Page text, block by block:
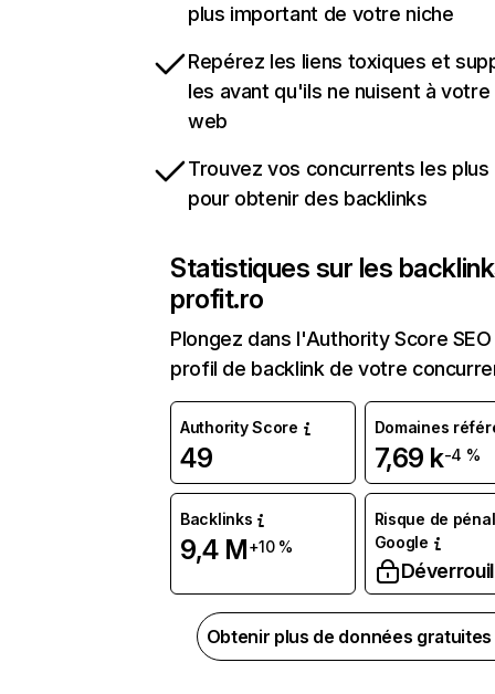
plus important de votre niche
Repérez les liens toxiques et
les avant qu'ils ne nuisent à
web
Trouvez vos concurrents les
pour obtenir des backlinks
Statistiques sur les
profit.ro
Plongez dans l'Authority Score
profil de backlink de votre
Authority Score
49
Domaines
7,69 k-4 %
Backlinks
9,4 M+10 %
Risque de
Google
Obtenir plus de données